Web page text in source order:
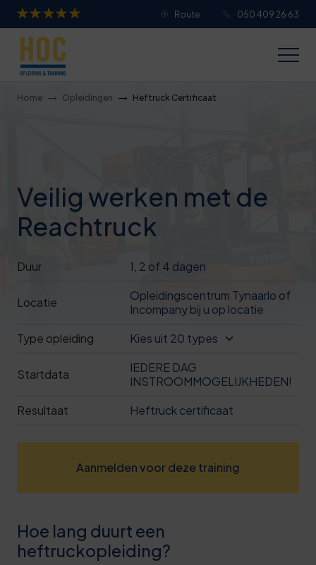
Route 050 409 26 63
Home Opleidingen Heftruck Certificaat
Veilig werken met de
Reachtruck
Duur 1, 2 of 4 dagen
Locatie
Opleidingscentrum Tynaarlo of
Incompany bij u op locatie
Type opleiding
Kies uit 20 types
Startdata
IEDERE DAG
INSTROOMMOGELIJKHEDEN!
Resultaat
Heftruck certificaat
Aanmelden voor deze training
Hoe lang duurt een
heftruckopleiding?
Je overall waardering
Titel van je beoordeling
Je naam
ervaring.
Verzend beoordeling